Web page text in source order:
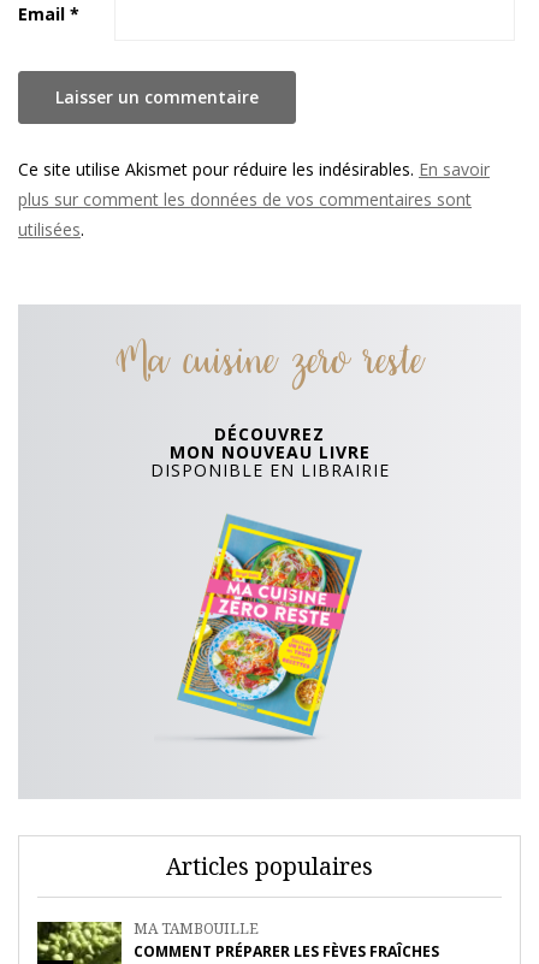
Email *
Ce site utilise Akismet pour réduire les indésirables. En savoir
plus sur comment les données de vos commentaires sont
utilisées.
Ma cuisine zero reste
DÉCOUVREZ
MON NOUVEAU LIVRE
DISPONIBLE EN LIBRAIRIE
Articles populaires
MA TAMBOUILLE
COMMENT PRÉPARER LES FÈVES FRAÎCHES